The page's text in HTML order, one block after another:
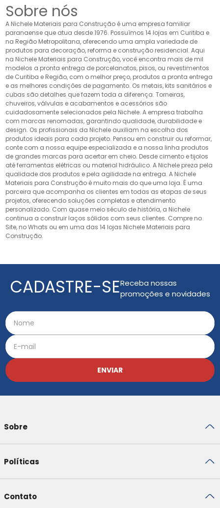
Sobre nós
A Nichele Materiais para Construção é uma empresa familiar
paranaense que atua desde 1976. Possuímos 14 lojas em Curitiba e
na Região Metropolitana, oferecendo uma ampla variedade de
produtos para decoração, reforma e construção residencial. Aqui
na Nichele Materiais para Construção, você encontra mais de mil
modelos a pronta entrega de porcelanatos, pisos, ou revestimentos
de Curitiba e Região, com o melhor preço, produtos a pronta entrega
e as melhores condições de pagamento. Os metais, kits sanitários e
cubas são detalhes que fazem toda a diferença. Torneiras,
chuveiros, válvulas e acabamentos e acessórios são
cuidadosamente selecionados pela Nichele. A empresa trabalha
com marcas renomadas, garantindo qualidade, durabilidade e
design. Os profissionais da Nichele auxiliam na escolha dos
produtos ideais para cada projeto. Pensou em construir ou reformar,
conte com a nossa equipe especializada e a nossa linha produtos
de grandes marcas para acertar em cheio. Desde cimento e tijolos
até ferramentas elétricas ou material hidráulico. A Nichele preza pela
qualidade dos produtos e pela agilidade na entrega. A Nichele
Materiais para Construção é muito mais do que uma loja. É uma
parceira que acompanha os clientes em todas as etapas de seus
projetos, oferecendo soluções completas e atendimento
personalizado. Com quase meio século de história, a Nichele
continua a construir laços sólidos com seus clientes. Compre no
Site, no Whats ou em uma das 14 lojas Nichele Materiais para
Construção.
CADASTRE-SEReceba nossas
promoções e novidades
ENVIAR
Sobre
Políticas
Contato